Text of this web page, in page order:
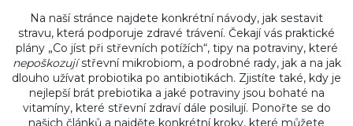
Na naší stránce najdete konkrétní návody, jak sestavit
stravu, která podporuje zdravé trávení. Čekají vás praktické
plány „Co jíst při střevních potížích“, tipy na potraviny, které
nepoškozujístřevní mikrobiom, a podrobné rady, jak a na jak
dlouho užívat probiotika po antibiotikách. Zjistíte také, kdy je
nejlepší brát prebiotika a jaké potraviny jsou bohaté na
vitamíny, které střevní zdraví dále posilují. Ponořte se do
našich článků a najděte konkrétní kroky, které můžete